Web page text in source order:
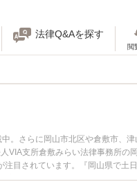
法律Q&Aを探す
閲
。さらに岡山市北区や倉敷市、
VIA支所倉敷みらい法律事務所の
目されています。『岡山県で土
初回相談無料で税務訴訟を法律